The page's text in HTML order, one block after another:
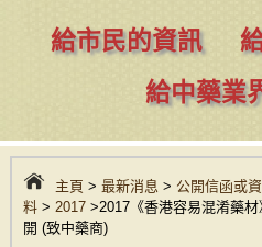
給市民的資訊
給中藥業
主頁 > 最新消息 > 公開信函或
料> 2017>2017《香港容易混淆藥材
開 (致中藥商)